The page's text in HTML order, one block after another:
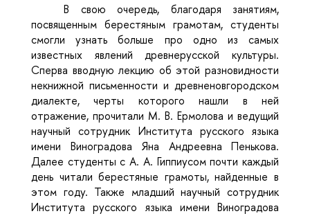
В свою очередь, благодаря занятиям,
посвященным берестяным грамотам, студенты
смогли узнать больше про одно из самых
известных явлений древнерусской культуры.
Сперва вводную лекцию об этой разновидности
некнижной письменности и древненовгородском
диалекте, черты которого нашли в ней
отражение, прочитали М. В. Ермолова и ведущий
научный сотрудник Института русского языка
имени Виноградова Яна Андреевна Пенькова.
Далее студенты с А. А. Гиппиусом почти каждый
день читали берестяные грамоты, найденные в
этом году. Также младший научный сотрудник
Института русского языка имени Виноградова